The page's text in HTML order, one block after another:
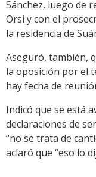
Sánchez, luego de
Orsi y con el
la residencia de
Aseguró, también,
la oposición por el
hay fecha de
Indicó que se está
declaraciones de
“no se trata de
aclaró que “eso lo